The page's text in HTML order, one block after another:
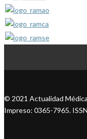
© 2021 Actualidad
Impreso: 0365-7965.